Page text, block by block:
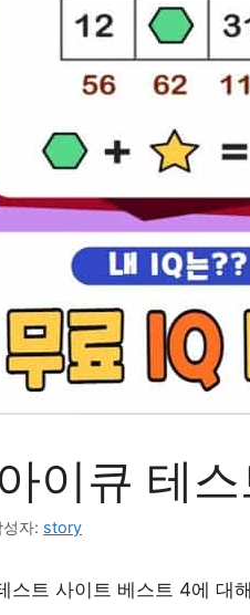
이큐 테
성자: story
스트 사이트 베스트 4에 대